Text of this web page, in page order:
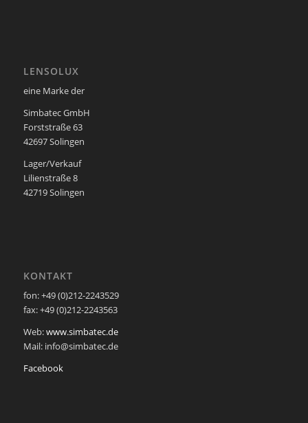
LENSOLUX
eine Marke der
Simbatec GmbH
Forststraße 63
42697 Solingen
Lager/Verkauf
Lilienstraße 8
42719 Solingen
KONTAKT
fon: +49 (0)212-2243529
fax: +49 (0)212-2243563
Web:www.simbatec.de
Mail: info@simbatec.de
Facebook